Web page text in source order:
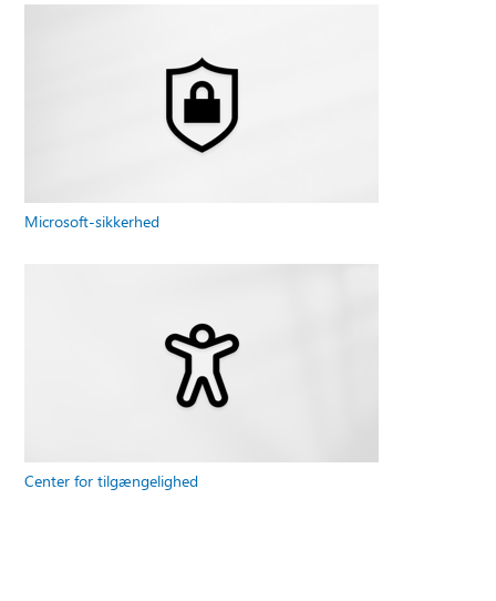
Microsoft-sikkerhed
Center for tilgængelighed